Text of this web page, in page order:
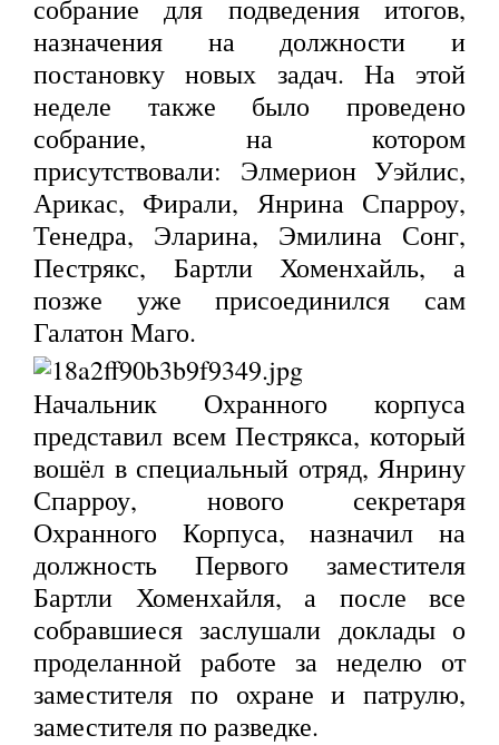
собрание для подведения итогов,
назначения на должности и
постановку новых задач. На этой
неделе также было проведено
собрание, на котором
присутствовали: Элмерион Уэйлис,
Арикас, Фирали, Янрина Спарроу,
Тенедра, Эларина, Эмилина Сонг,
Пестрякс, Бартли Хоменхайль, а
позже уже присоединился сам
Галатон Маго.
Начальник Охранного корпуса
представил всем Пестрякса, который
вошёл в специальный отряд, Янрину
Спарроу, нового секретаря
Охранного Корпуса, назначил на
должность Первого заместителя
Бартли Хоменхайля, а после все
собравшиеся заслушали доклады о
проделанной работе за неделю от
заместителя по охране и патрулю,
заместителя по разведке.